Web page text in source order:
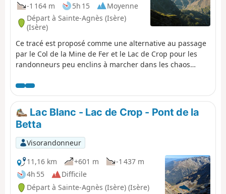
-1 164 m
5h 15
Moyenne
Départ à Sainte-Agnès (Isère)
(Isère)
Ce tracé est proposé comme une alternative au passage
par le Col de la Mine de Fer et le Lac de Crop pour les
randonneurs peu enclins à marcher dans les chaos
Lac Blanc - Lac de Crop - Pont de la
Betta
Visorandonneur
11,16 km
+601 m
-1 437 m
4h 55
Difficile
Départ à Sainte-Agnès (Isère) (Isère)